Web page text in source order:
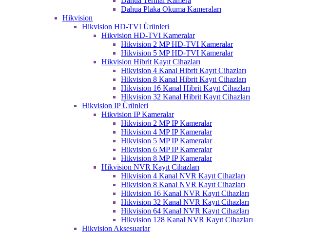
Dahua Plaka Okuma Kameraları
Hikvision
Hikvision HD-TVI Ürünleri
Hikvision HD-TVI Kameralar
Hikvision 2 MP HD-TVI Kameralar
Hikvision 5 MP HD-TVI Kameralar
Hikvision Hibrit Kayıt Cihazları
Hikvision 4 Kanal Hibrit Kayıt Cihazları
Hikvision 8 Kanal Hibrit Kayıt Cihazları
Hikvision 16 Kanal Hibrit Kayıt Cihazları
Hikvision 32 Kanal Hibrit Kayıt Cihazları
Hikvision IP Ürünleri
Hikvision IP Kameralar
Hikvision 2 MP IP Kameralar
Hikvision 4 MP IP Kameralar
Hikvision 5 MP IP Kameralar
Hikvision 6 MP IP Kameralar
Hikvision 8 MP IP Kameralar
Hikvision NVR Kayıt Cihazları
Hikvision 4 Kanal NVR Kayıt Cihazları
Hikvision 8 Kanal NVR Kayıt Cihazları
Hikvision 16 Kanal NVR Kayıt Cihazları
Hikvision 32 Kanal NVR Kayıt Cihazları
Hikvision 64 Kanal NVR Kayıt Cihazları
Hikvision 128 Kanal NVR Kayıt Cihazları
Hikvision Aksesuarlar